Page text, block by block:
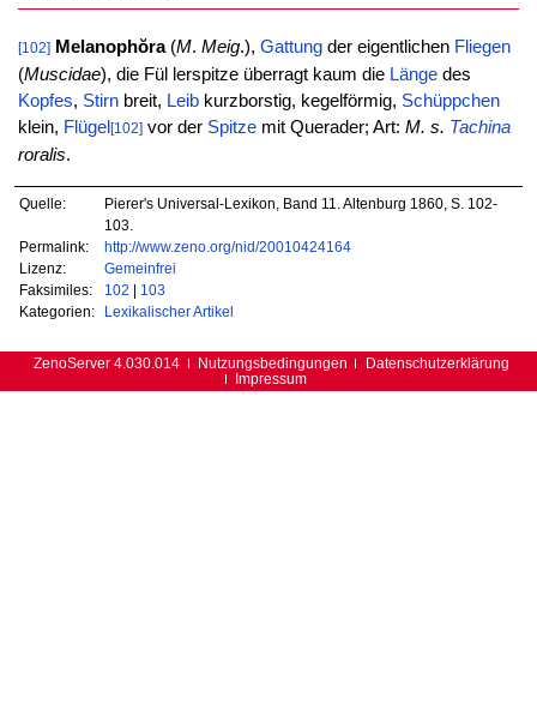
[102] Melanophŏra(M. Meig.), Gattungder eigentlichen Fliegen
(Muscidae), die Fül lerspitze überragt kaum die Längedes
Kopfes, Stirnbreit, Leibkurzborstig, kegelförmig, Schüppchen
klein, Flügel [102]vor der Spitzemit Querader; Art: M. s. Tachina
roralis.
Quelle:
Pierer's Universal-Lexikon, Band 11. Altenburg 1860, S. 102-
103.
Permalink:
http://www.zeno.org/nid/20010424164
Lizenz:
Gemeinfrei
Faksimiles:
102 | 103
Kategorien:
Lexikalischer Artikel
ZenoServer 4.030.014 Nutzungsbedingungen
Datenschutzerklärung
Impressum